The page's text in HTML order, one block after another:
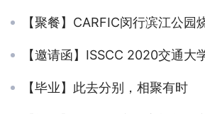
【聚餐】CARFIC闵行滨江公园
【邀请函】ISSCC 2020交通大
【毕业】此去分别，相聚有时